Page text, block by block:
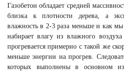
Газобетон обладает средней
близка к плотности дерева, а
влажность в 2-3 раза меньше и как
набирает влагу из влажного
прогревается примерно с такой же
меньше энергии на прогрев.
которых выполнены в основном из